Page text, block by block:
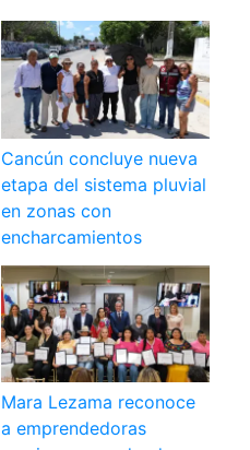
Cancún concluye nueva
etapa del sistema pluvial
en zonas con
encharcamientos
Mara Lezama reconoce
a emprendedoras